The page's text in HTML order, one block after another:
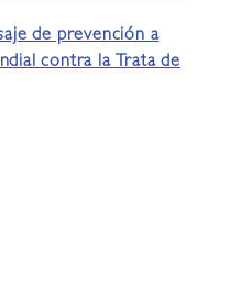
de prevención a
contra la Trata de